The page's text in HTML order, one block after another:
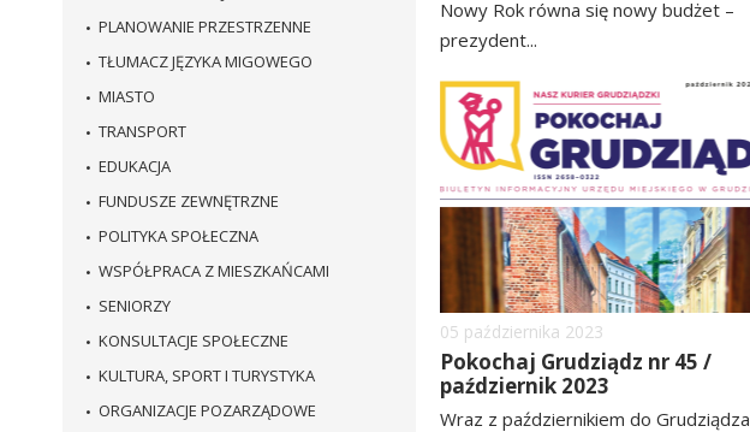
PLANOWANIE PRZESTRZENNE
TŁUMACZ JĘZYKA MIGOWEGO
MIASTO
TRANSPORT
EDUKACJA
FUNDUSZE ZEWNĘTRZNE
POLITYKA SPOŁECZNA
WSPÓŁPRACA Z MIESZKAŃCAMI
SENIORZY
KONSULTACJE SPOŁECZNE
KULTURA, SPORT I TURYSTYKA
ORGANIZACJE POZARZĄDOWE
Nowy Rok równa się nowy budżet –
prezydent...
więcej
Dodano
05 października 2023
Pokochaj Grudziądz nr 45 /
październik 2023
Wraz z październikiem do Grudziądza